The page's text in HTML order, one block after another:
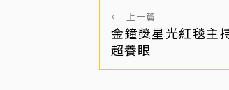
← 上一篇
金鐘獎星光紅毯主
超養眼